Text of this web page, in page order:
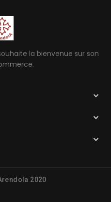
la bienvenue sur son



2020